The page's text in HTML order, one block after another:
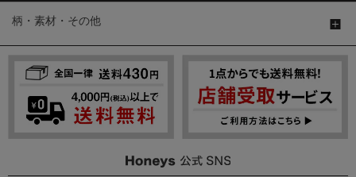
柄・素材・その他